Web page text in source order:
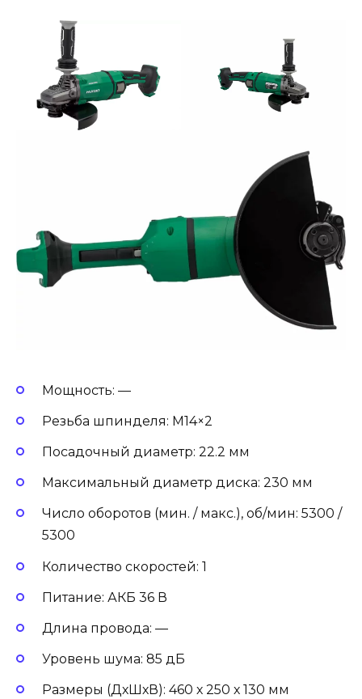
Мощность: —
Резьба шпинделя: М14×2
Посадочный диаметр: 22.2 мм
Максимальный диаметр диска: 230 мм
Число оборотов (мин. / макс.), об/мин: 5300 /
5300
Количество скоростей: 1
Питание: АКБ 36 В
Длина провода: —
Уровень шума: 85 дБ
Размеры (ДхШхВ): 460 х 250 х 130 мм